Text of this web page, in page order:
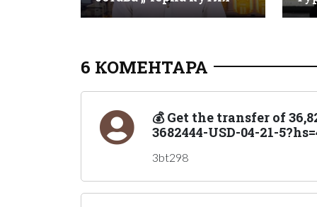
6 КОМЕНТАРА
💰 Get the transfer of
3682444-USD-04-21-
3bt298